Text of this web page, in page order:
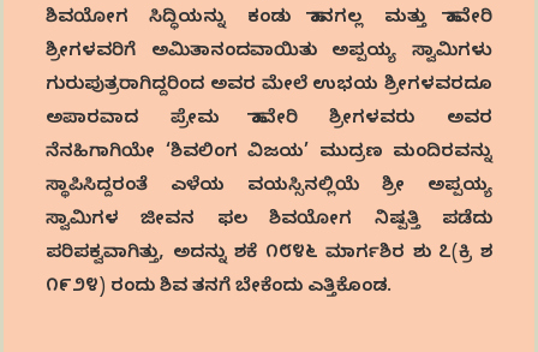
ಶಿವಯೋಗ ಸಿದ್ಧಿಯನ್ನು ಕಂಡು ಹಾನಗಲ್ಲ ಮತ್ತು ಹಾವೇರಿ
ಶ್ರೀಗಳವರಿಗೆ ಅಮಿತಾನಂದವಾಯಿತು ಅಪ್ಪಯ್ಯ ಸ್ವಾಮಿಗಳು
ಗುರುಪುತ್ರರಾಗಿದ್ದರಿಂದ ಅವರ ಮೇಲೆ ಉಭಯ ಶ್ರೀಗಳವರದೂ
ಅಪಾರವಾದ ಪ್ರೇಮ ಹಾವೇರಿ ಶ್ರೀಗಳವರು ಅವರ
ನೆನಹಿಗಾಗಿಯೇ ‘ಶಿವಲಿಂಗ ವಿಜಯ’ ಮುದ್ರಣ ಮಂದಿರವನ್ನು
ಸ್ಥಾಪಿಸಿದ್ದರಂತೆ ಎಳೆಯ ವಯಸ್ಸಿನಲ್ಲಿಯೆ ಶ್ರೀ ಅಪ್ಪಯ್ಯ
ಸ್ವಾಮಿಗಳ ಜೀವನ ಫಲ ಶಿವಯೋಗ ನಿಷ್ಪತ್ತಿ ಪಡೆದು
ಪರಿಪಕ್ವವಾಗಿತ್ತು, ಅದನ್ನು ಶಕೆ ೧೮೪೬ ಮಾರ್ಗಶಿರ ಶು ೭(ಕ್ರಿ ಶ
೧೯೨೪) ರಂದು ಶಿವ ತನಗೆ ಬೇಕೆಂದು ಎತ್ತಿಕೊಂಡ.